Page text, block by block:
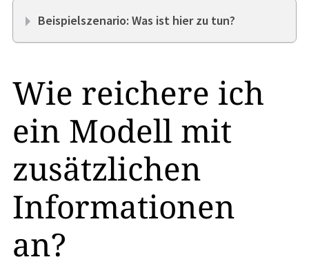
Beispielszenario: Was ist hier zu tun?
Wie reichere ich
ein Modell mit
zusätzlichen
Informationen
an?